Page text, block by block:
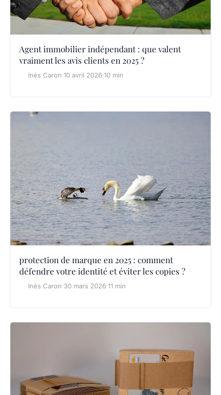
Agent immobilier indépendant : que valent
vraiment les avis clients en 2025 ?
Inès Caron·10 avril 2026·10 min
protection de marque en 2025 : comment
défendre votre identité et éviter les copies ?
Inès Caron·30 mars 2026·11 min